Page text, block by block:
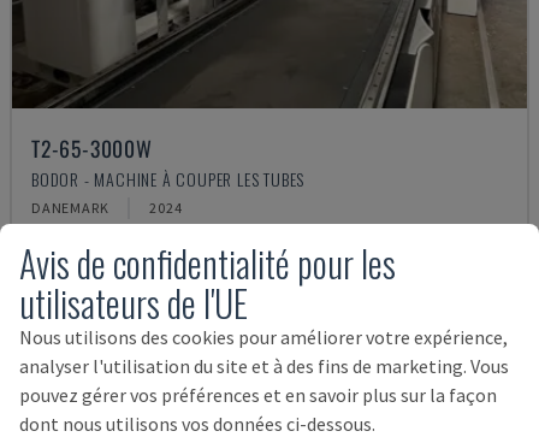
T2-65-3000W
BODOR - MACHINE À COUPER LES TUBES
DANEMARK 2024
Avis de confidentialité pour les
utilisateurs de l'UE
Nous utilisons des cookies pour améliorer votre expérience,
analyser l'utilisation du site et à des fins de marketing. Vous
pouvez gérer vos préférences et en savoir plus sur la façon
dont nous utilisons vos données ci-dessous.